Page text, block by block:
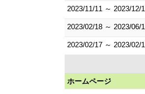
2023/11/11 ～ 2023/12/
2023/02/18 ～ 2023/06/
2023/02/17 ～ 2023/02/
ホームページ